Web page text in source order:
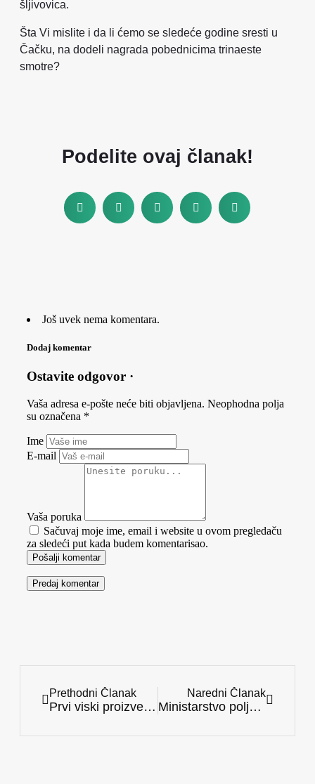
šljivovica.
Šta Vi mislite i da li ćemo se sledeće godine sresti u
Čačku, na dodeli nagrada pobednicima trinaeste
smotre?
Podelite ovaj članak!
Još uvek nema komentara.
Dodaj komentar
Ostavite odgovor ·
Vaša adresa e-pošte neće biti objavljena. Neophodna polja
su označena *
Ime
E-mail
Vaša poruka
Sačuvaj moje ime, email i website u ovom pregledaču
za sledeći put kada budem komentarisao.
Pošalji komentar
Prethodni Članak
Prvi viski proizveden veštačkom inteligencijom: Povod za promene u alkoholnoj industriji uz uticaj ChatGPT-a
Naredni Članak
Ministarstvo poljoprivrede otvorilo je konkurs za subvencije za podizanje zasada voćaka i hmelja